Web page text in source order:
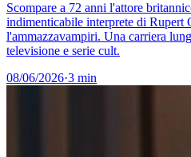
Scompare a 72 anni l'attore
indimenticabile interprete di Rupert
l'ammazzavampiri. Una carriera
televisione e serie cult.
08/06/2026·3 min